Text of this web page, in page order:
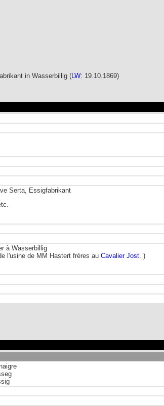
in Wasserbillig (LW: 19.10.1869)
Serta, Essigfabrikant
à Wasserbillig
l'usine de MM Hastert frères au Cavalier Jost. )